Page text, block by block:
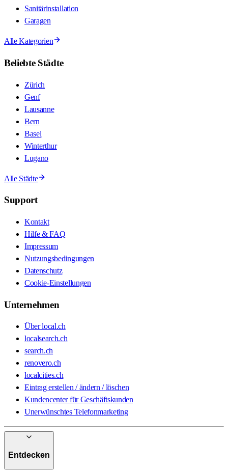
Sanitärinstallation
Garagen
Alle Kategorien
Beliebte Städte
Zürich
Genf
Lausanne
Bern
Basel
Winterthur
Lugano
Alle Städte
Support
Kontakt
Hilfe & FAQ
Impressum
Nutzungsbedingungen
Datenschutz
Cookie-Einstellungen
Unternehmen
Über local.ch
localsearch.ch
search.ch
renovero.ch
localcities.ch
Eintrag erstellen / ändern / löschen
Kundencenter für Geschäftskunden
Unerwünschtes Telefonmarketing
Entdecken